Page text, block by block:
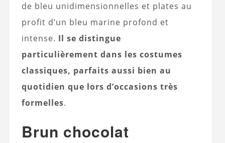
de bleu unidimensionnelles et plates au
profit d’un bleu marine profond et
intense. Il se distingue
particulièrement dans les costumes
classiques, parfaits aussi bien au
quotidien que lors d’occasions très
formelles.
Brun chocolat